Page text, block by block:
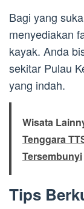
Bagi yang
menyediakan
kayak. Anda
sekitar Pulau
yang indah.
Wisata
Tenggara
Tersembunyi
Tips